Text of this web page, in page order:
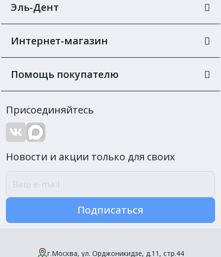
Эль-Дент
Интернет-магазин
Помощь покупателю
Присоединяйтесь
Новости и акции только для своих
Подписаться
г.Москва, ул. Орджоникидзе, д.11, стр.44